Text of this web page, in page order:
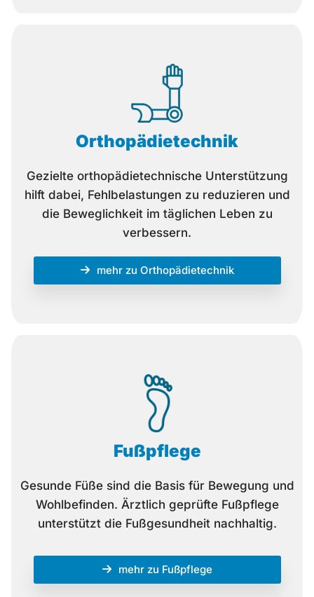
Orthopädietechnik
Gezielte orthopädietechnische Unterstützung
hilft dabei, Fehlbelastungen zu reduzieren und
die Beweglichkeit im täglichen Leben zu
verbessern.
mehr zu Orthopädietechnik
Fußpflege
Gesunde Füße sind die Basis für Bewegung und
Wohlbefinden. Ärztlich geprüfte Fußpflege
unterstützt die Fußgesundheit nachhaltig.
mehr zu Fußpflege